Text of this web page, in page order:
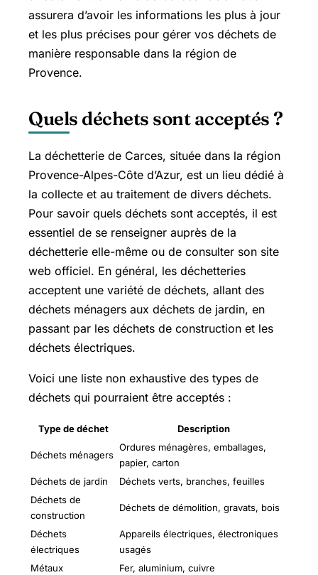
assurera d’avoir les informations les plus à jour
et les plus précises pour gérer vos déchets de
manière responsable dans la région de
Provence.
Quels déchets sont acceptés ?
La déchetterie de Carces, située dans la région
Provence-Alpes-Côte d’Azur, est un lieu dédié à
la collecte et au traitement de divers déchets.
Pour savoir quels déchets sont acceptés, il est
essentiel de se renseigner auprès de la
déchetterie elle-même ou de consulter son site
web officiel. En général, les déchetteries
acceptent une variété de déchets, allant des
déchets ménagers aux déchets de jardin, en
passant par les déchets de construction et les
déchets électriques.
Voici une liste non exhaustive des types de
déchets qui pourraient être acceptés :
Type de déchet Description
Déchets ménagers
Ordures ménagères, emballages,
papier, carton
Déchets de jardin
Déchets verts, branches, feuilles
Déchets de
construction
Déchets de démolition, gravats, bois
Déchets
électriques
Appareils électriques, électroniques
usagés
Métaux
Fer, aluminium, cuivre